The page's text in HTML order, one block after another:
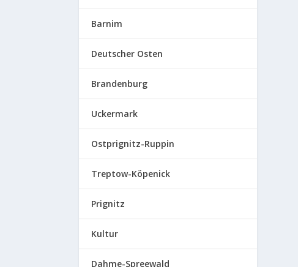
Barnim
Deutscher Osten
Brandenburg
Uckermark
Ostprignitz-Ruppin
Treptow-Köpenick
Prignitz
Kultur
Dahme-Spreewald